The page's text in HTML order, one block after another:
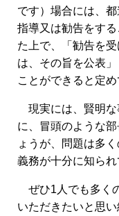
です）場合には、
指導又は勧告をす
た上で、「勧告を
は、その旨を公表
ことができると定め
現実には、賢明な
に、冒頭のような
ょうが、問題は多
義務が十分に知られ
ぜひ1人でも多く
いただきたいと思い